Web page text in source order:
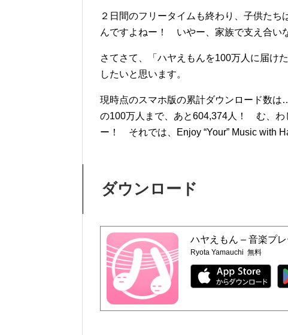
２日間のフリータイムも終わり、子供た
んですよねー！ いやー、家族で支え合い
さてさて、「ハヤえもんを100万人に届け
したいと思います。
現時点のスマホ版の累計ダウンロード
の100万人まで、あと604,374人！ む、
ー！ それでは、Enjoy “Your” Music with
ダウンロード
ハヤえもん – 音楽プ
Ryota Yamauchi 無料